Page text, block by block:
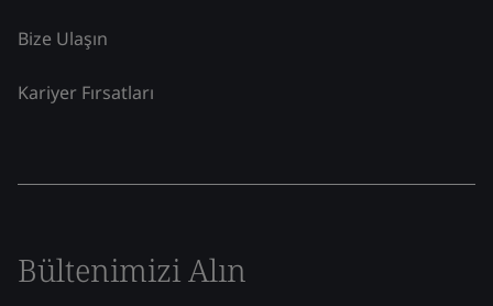
Bize Ulaşın
Kariyer Fırsatları
Bültenimizi Alın